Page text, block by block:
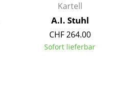
Kartell
A.I. Stuhl
CHF 264.00
Sofort lieferbar